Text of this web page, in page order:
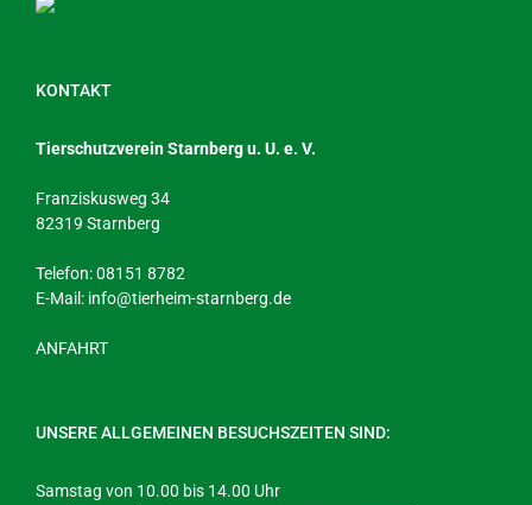
KONTAKT
Tierschutzverein Starnberg u. U. e. V.
Franziskusweg 34
82319 Starnberg
Telefon: 08151 8782
E-Mail: info@tierheim-starnberg.de
ANFAHRT
UNSERE ALLGEMEINEN BESUCHSZEITEN SIND:
Samstag von 10.00 bis 14.00 Uhr